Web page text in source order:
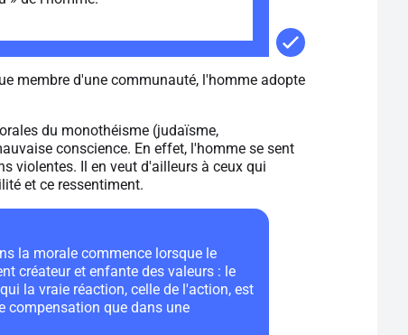
membre d'une communauté, l'homme adopte
du monothéisme (judaïsme,
conscience. En effet, l'homme se sent
violentes. Il en veut d'ailleurs à ceux qui
et ce ressentiment.
la morale commence lorsque le
créateur et enfante des valeurs : le
la vraie réaction, celle de l'action, est
compensation que dans une